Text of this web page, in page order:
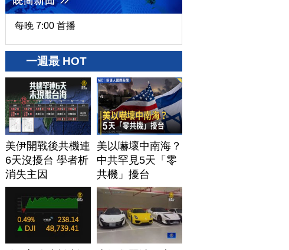
每晚 7:00 首播
一週最 HOT
美伊開戰後共機連
6天沒擾台 學者析
消失主因
美以嚇壞中南海？
中共罕見5天「零
共機」擾台